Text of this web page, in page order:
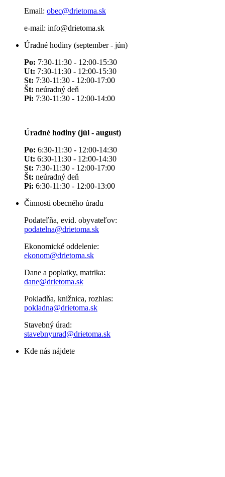
Email: obec@drietoma.sk
e-mail: info@drietoma.sk
Úradné hodiny (september - jún)
Po: 7:30-11:30 - 12:00-15:30
Ut: 7:30-11:30 - 12:00-15:30
St: 7:30-11:30 - 12:00-17:00
Št: neúradný deň
Pi: 7:30-11:30 - 12:00-14:00
Úradné hodiny (júl - august)
Po: 6:30-11:30 - 12:00-14:30
Ut: 6:30-11:30 - 12:00-14:30
St: 7:30-11:30 - 12:00-17:00
Št: neúradný deň
Pi: 6:30-11:30 - 12:00-13:00
Činnosti obecného úradu
Podateľňa, evid. obyvateľov:
podatelna@drietoma.sk
Ekonomické oddelenie:
ekonom@drietoma.sk
Dane a poplatky, matrika:
dane@drietoma.sk
Pokladňa, knižnica, rozhlas:
pokladna@drietoma.sk
Stavebný úrad:
stavebnyurad@drietoma.sk
Kde nás nájdete